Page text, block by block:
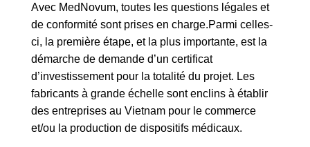
Avec MedNovum, toutes les questions légales et
de conformité sont prises en charge.Parmi celles-
ci, la première étape, et la plus importante, est la
démarche de demande d’un certificat
d’investissement pour la totalité du projet. Les
fabricants à grande échelle sont enclins à établir
des entreprises au Vietnam pour le commerce
et/ou la production de dispositifs médicaux.